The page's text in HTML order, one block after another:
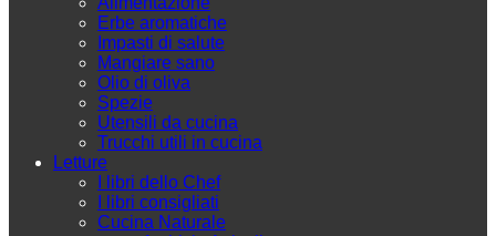
Erbe aromatiche
Impasti di salute
Mangiare sano
Olio di oliva
Spezie
Utensili da cucina
Trucchi utili in cucina
Letture
I libri dello Chef
I libri consigliati
Cucina Naturale